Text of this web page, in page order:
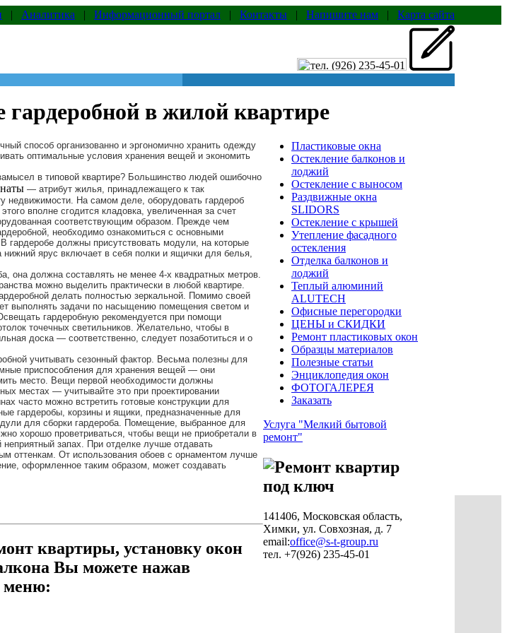
| Аналитика | Информационный портал | Контакты | Напишите нам | Карта сайта
гардеробной в жилой квартире
способ организованно и эргономично хранить одежду
оптимальные условия хранения вещей и экономить
в типовой квартире? Большинство людей ошибочно
— атрибут жилья, принадлежащего к так
недвижимости. На самом деле, оборудовать гардероб
вполне сгодится кладовка, увеличенная за счет
соответствующим образом. Прежде чем
необходимо ознакомиться с основными
гардеробе должны присутствовать модули, на которые
ярус включает в себя полки и ящички для белья,
она должна составлять не менее 4-х квадратных метров.
можно выделить практически в любой квартире.
делать полностью зеркальной. Помимо своей
выполнять задачи по насыщению помещения светом и
гардеробную рекомендуется при помощи
точечных светильников. Желательно, чтобы в
доска — соответственно, следует позаботиться и о
учитывать сезонный фактор. Весьма полезны для
приспособления для хранения вещей — они
место. Вещи первой необходимости должны
местах — учитывайте это при проектировании
часто можно встретить готовые конструкции для
гардеробы, корзины и ящики, предназначенные для
для сборки гардероба. Помещение, выбранное для
хорошо проветриваться, чтобы вещи не приобретали в
неприятный запах. При отделке лучше отдавать
оттенкам. От использования обоев с орнаментом лучше
оформленное таким образом, может создавать
квартиры, установку окон
Вы можете нажав
меню:
Пластиковые окна
Остекление балконов и
лоджий
Остекление с выносом
Раздвижные окна
SLIDORS
Остекление с крышей
Утепление фасадного
остекления
Отделка балконов и
лоджий
Теплый алюминий
ALUTECH
Офисные перегородки
ЦЕНЫ и СКИДКИ
Ремонт пластиковых окон
Образцы материалов
Полезные статьи
Энциклопедия окон
ФОТОГАЛЕРЕЯ
Заказать
Услуга "Мелкий бытовой
ремонт"
141406, Московская область,
Химки, ул. Совхозная, д. 7
email:office@s-t-group.ru
тел. +7(926) 235-45-01